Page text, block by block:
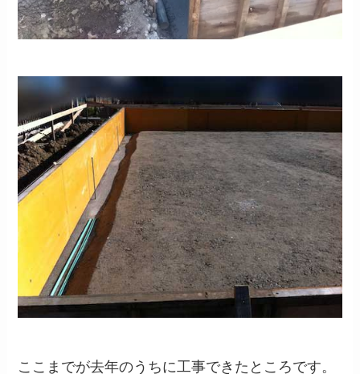
ここまでが去年のうちに工事できたところです。